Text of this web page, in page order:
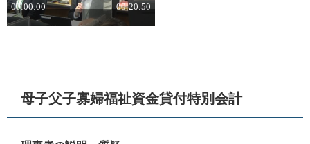
母子父子寡婦福祉資金貸付特別会計